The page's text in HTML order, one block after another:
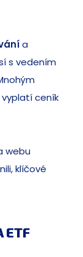
a
s vedením
ceník
webu
klíčové
ETF